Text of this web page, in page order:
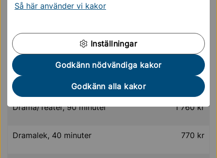
Så här använder vi kakor
Inställningar
Godkänn nödvändiga kakor
Godkänn alla kakor
Vuxendans 2 530 kr
Drama/Teater, 50-60 minuter 1 210 kr
Drama/Teater, 90 minuter 1 760 kr
Dramalek, 40 minuter 770 kr